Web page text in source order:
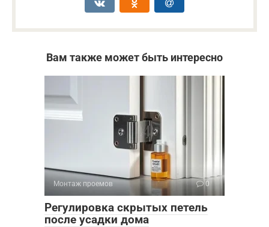
Вам также может быть интересно
Монтаж проемов 0
Регулировка скрытых петель
после усадки дома